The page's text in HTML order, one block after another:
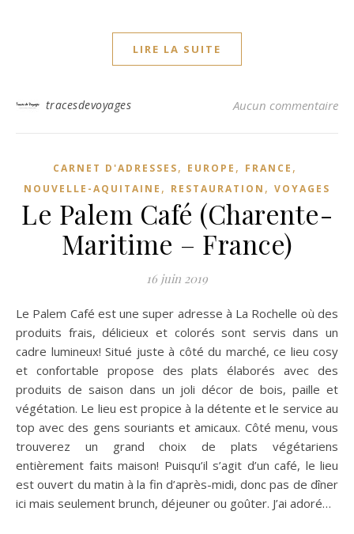
LIRE LA SUITE
tracesdevoyages Aucun commentaire
CARNET D'ADRESSES, EUROPE , FRANCE ,
NOUVELLE-AQUITAINE , RESTAURATION , VOYAGES
Le Palem Café (Charente-
Maritime – France)
16 juin 2019
Le Palem Café est une super adresse à La Rochelle où des
produits frais, délicieux et colorés sont servis dans un
cadre lumineux! Situé juste à côté du marché, ce lieu cosy
et confortable propose des plats élaborés avec des
produits de saison dans un joli décor de bois, paille et
végétation. Le lieu est propice à la détente et le service au
top avec des gens souriants et amicaux. Côté menu, vous
trouverez un grand choix de plats végétariens
entièrement faits maison! Puisqu’il s’agit d’un café, le lieu
est ouvert du matin à la fin d’après-midi, donc pas de dîner
ici mais seulement brunch, déjeuner ou goûter. J’ai adoré…